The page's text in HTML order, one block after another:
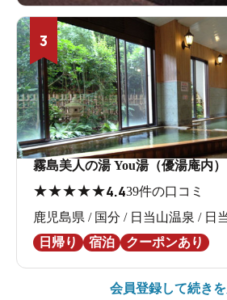
3
霧島美人の湯 You湯（優湯庵内）
★★★★★4.439件の口コミ
鹿児島県 / 国分 / 日当山温泉 / 日
日帰り
宿泊 クーポンあり
会員登録して続き